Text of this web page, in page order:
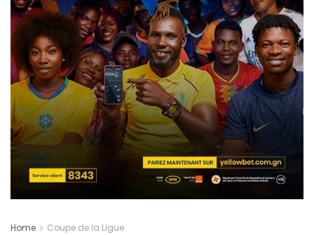
Home Coupe de la Ligue